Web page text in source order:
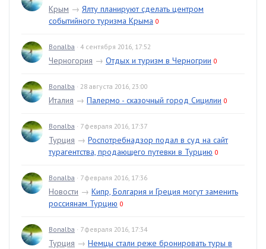
Крым → Ялту планируют сделать центром
событийного туризма Крыма 0
Bonalba · 4 сентября 2016, 17:52
Черногория → Отдых и туризм в Черногрии 0
Bonalba · 28 августа 2016, 23:00
Италия → Палермо - сказочный город Сицилии 0
Bonalba · 7 февраля 2016, 17:37
Турция → Роспотребнадзор подал в суд на сайт
турагентства, продающего путевки в Турцию 0
Bonalba · 7 февраля 2016, 17:36
Новости → Кипр, Болгария и Греция могут заменить
россиянам Турцию 0
Bonalba · 7 февраля 2016, 17:34
Турция → Немцы стали реже бронировать туры в